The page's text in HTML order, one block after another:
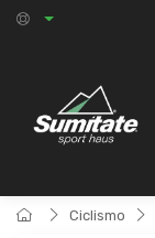
Ciclismo